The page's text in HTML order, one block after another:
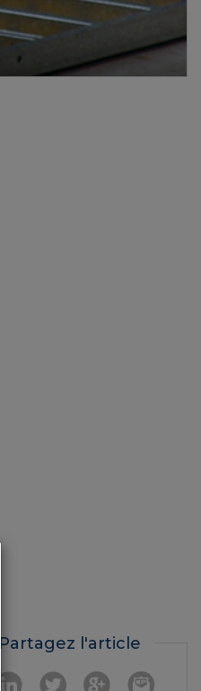
Partagez l'article